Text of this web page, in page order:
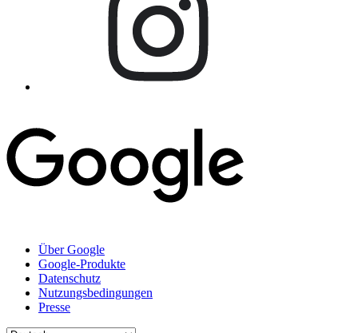
Über Google
Google-Produkte
Datenschutz
Nutzungsbedingungen
Presse